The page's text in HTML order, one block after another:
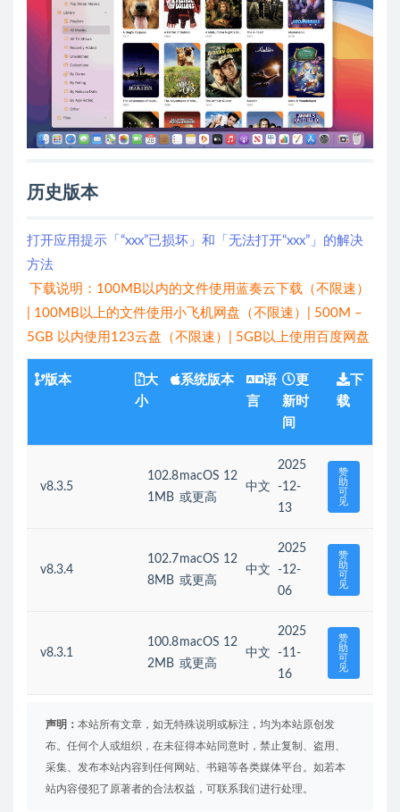
历史版本
打开应用提示「“xxx”已损坏」和「无法打开“xxx”」的解决
方法
下载说明：100MB以内的文件使用蓝奏云下载（不限速）
| 100MB以上的文件使用小飞机网盘（不限速）| 500M –
5GB 以内使用123云盘（不限速）| 5GB以上使用百度网盘
版本
大
小
系统版本
语
言
更
新时
间
下
载
v8.3.5
102.8
1MB
macOS 12
或更高
中文
2025
-12-
13
赞
助
可
见
v8.3.4
102.7
8MB
macOS 12
或更高
中文
2025
-12-
06
赞
助
可
见
v8.3.1
100.8
2MB
macOS 12
或更高
中文
2025
-11-
16
赞
助
可
见
声明： 本站所有文章，如无特殊说明或标注，均为本站原创发
布。任何个人或组织，在未征得本站同意时，禁止复制、盗用、
采集、发布本站内容到任何网站、书籍等各类媒体平台。如若本
站内容侵犯了原著者的合法权益，可联系我们进行处理。